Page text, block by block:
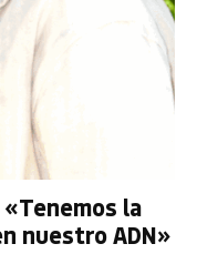
la
nuestro ADN»